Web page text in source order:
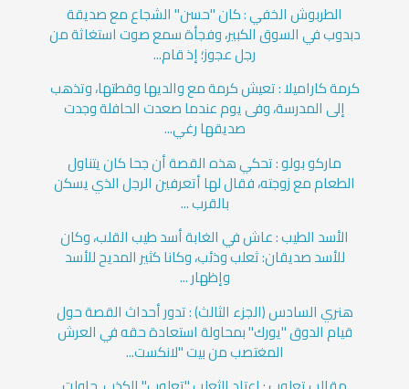
الطربوش الخفي : كان "حسن" الشجاع مع صديقة
دبدوب في السوق الكبير، وفجأة سمع صوت استغاثة من
رجل عجوز؛ إذ قام...
كرمة كاراميلا : تعيش كرمة مع والديها وقطتها، وتذهب
إلى المدرسة، وفى يوم عندما صعدت الحافلة وجدت
صديقها رغي...
ماركو بولو : تحكي هذه القصة أن جحا كان يتناول
الطعام مع زوجته، فقال لها أتعرفين الرجل الذي يسكن
بالقرب ...
الأسد الطيب : عاش في الغابة أسد طيب القلب، وكان
للأسد صديقان: ثعلب وذئب، وكانا كثير المديح للأسد
وإظهار ...
هنري السادس (الجزء الثالث) : تدور أحداث القصة حول
قيام الدوق "يورك" بمحاولة استعادة حقه في العرش
المغتصب من بيت "لانكست...